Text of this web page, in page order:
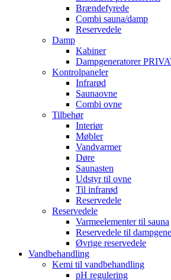
Brændefyrede
Combi sauna/damp
Reservedele
Damp
Kabiner
Dampgeneratorer
Kontrolpaneler
Infrarød
Saunaovne
Combi ovne
Tilbehør
Interiør
Møbler
Vandvarmer
Døre
Saunasten
Udstyr til ovne
Til infrarød
Reservedele
Reservedele
Varmeelementer til sauna
Reservedele til
Øvrige reservedele
Vandbehandling
Kemi til vandbehandling
pH regulering